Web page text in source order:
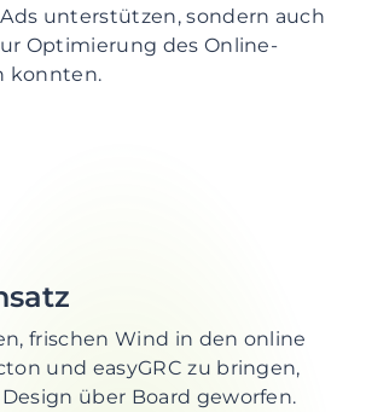
unterstützen, sondern auch
Optimierung des Online-
konnten.
frischen Wind in den online
und easyGRC zu bringen,
über Board geworfen.